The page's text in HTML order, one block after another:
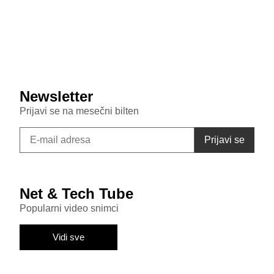
Newsletter
Prijavi se na mesečni bilten
Net & Tech Tube
Popularni video snimci
Vidi sve